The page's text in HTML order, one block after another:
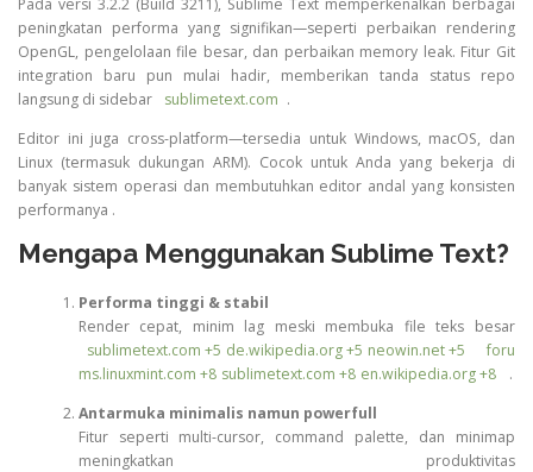
Pada versi 3.2.2 (Build 3211), Sublime Text memperkenalkan berbagai
peningkatan performa yang signifikan—seperti perbaikan rendering
OpenGL, pengelolaan file besar, dan perbaikan memory leak. Fitur Git
integration baru pun mulai hadir, memberikan tanda status repo
langsung di sidebar
sublimetext.com .
Editor ini juga cross-platform—tersedia untuk Windows, macOS, dan
Linux (termasuk dukungan ARM). Cocok untuk Anda yang bekerja di
banyak sistem operasi dan membutuhkan editor andal yang konsisten
performanya .
Mengapa Menggunakan Sublime Text?
Performa tinggi & stabil
Render cepat, minim lag meski membuka file teks besar
sublimetext.com +5 de.wikipedia.org +5 neowin.net +5
foru
ms.linuxmint.com +8 sublimetext.com +8 en.wikipedia.org +8
.
Antarmuka minimalis namun powerfull
Fitur seperti multi-cursor, command palette, dan minimap
meningkatkan produktivitas